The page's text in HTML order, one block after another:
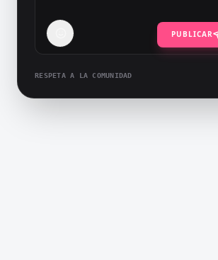
PUBLICAR
RESPETA A LA COMUNIDAD